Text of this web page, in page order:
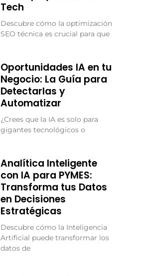
Tech
Descubre cómo la optimización
SEO técnica es crucial para que
Oportunidades IA en tu
Negocio: La Guía para
Detectarlas y
Automatizar
¿Crees que la IA es solo para
gigantes tecnológicos o
Analítica Inteligente
con IA para PYMES:
Transforma tus Datos
en Decisiones
Estratégicas
Descubre cómo la Inteligencia
Artificial puede transformar los
datos de